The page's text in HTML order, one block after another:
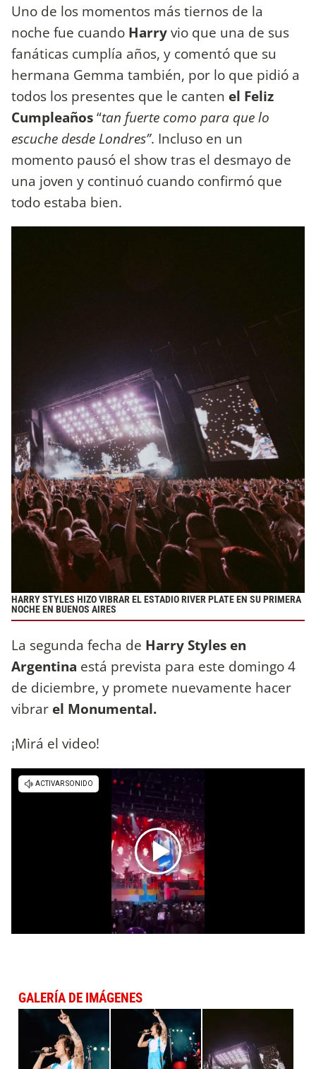
Uno de los momentos más tiernos de la
noche fue cuando Harryvio que una de sus
fanáticas cumplía años, y comentó que su
hermana Gemma también, por lo que pidió a
todos los presentes que le canten el Feliz
Cumpleaños“tan fuerte como para que lo
escuche desde Londres”. Incluso en un
momento pausó el show tras el desmayo de
una joven y continuó cuando confirmó que
todo estaba bien.
HARRY STYLES HIZO VIBRAR EL ESTADIO RIVER PLATE EN SU PRIMERA
NOCHE EN BUENOS AIRES
La segunda fecha de Harry Styles en
Argentina está prevista para este domingo 4
de diciembre, y promete nuevamente hacer
vibrar el Monumental.
¡Mirá el video!
GALERÍA DE IMÁGENES